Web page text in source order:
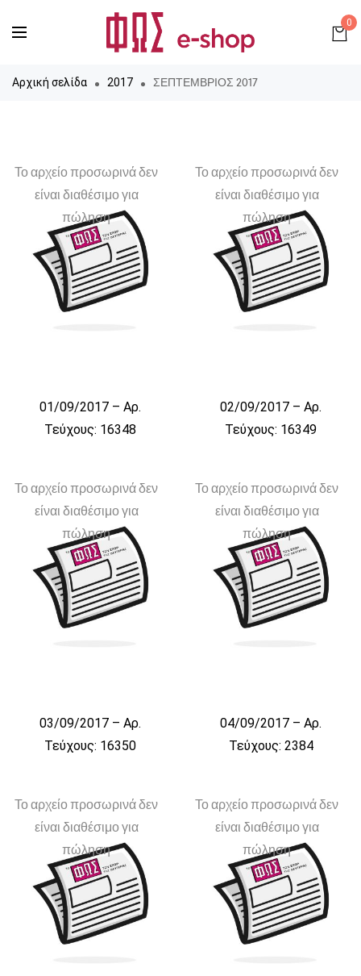
0
Αρχική σελίδα 2017 ΣΕΠΤΕΜΒΡΙΟΣ 2017
Το αρχείο προσωρινά δεν
είναι διαθέσιμο για
πώληση
01/09/2017 – Αρ.
Τεύχους: 16348
Το αρχείο προσωρινά δεν
είναι διαθέσιμο για
πώληση
02/09/2017 – Αρ.
Τεύχους: 16349
Το αρχείο προσωρινά δεν
είναι διαθέσιμο για
πώληση
03/09/2017 – Αρ.
Τεύχους: 16350
Το αρχείο προσωρινά δεν
είναι διαθέσιμο για
πώληση
04/09/2017 – Αρ.
Τεύχους: 2384
Το αρχείο προσωρινά δεν
είναι διαθέσιμο για
πώληση
Το αρχείο προσωρινά δεν
είναι διαθέσιμο για
πώληση